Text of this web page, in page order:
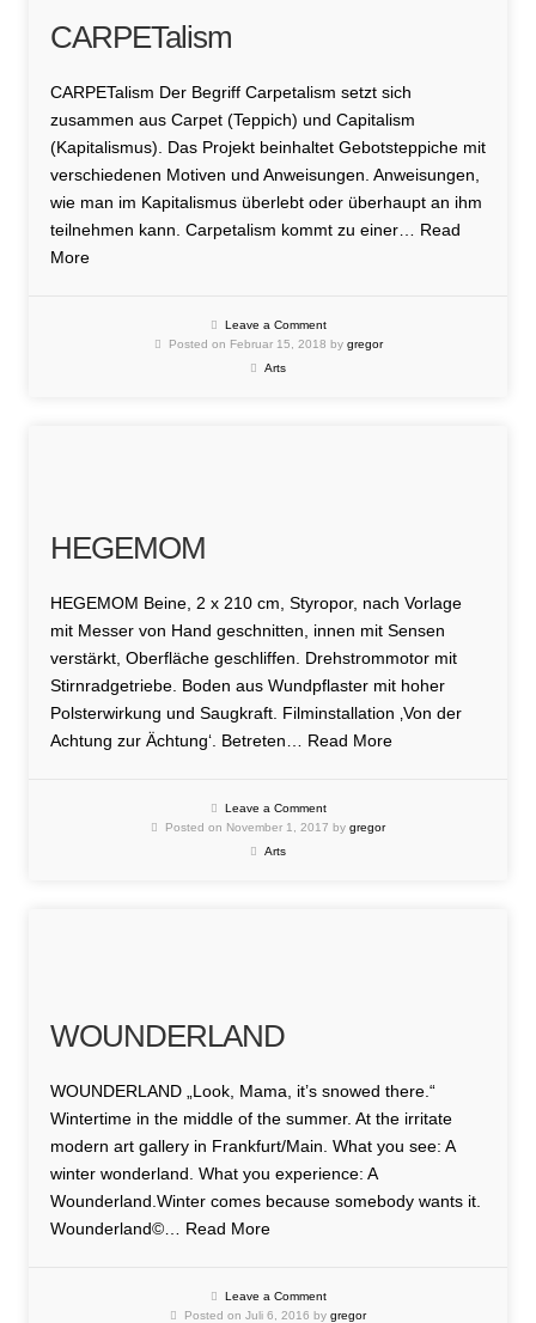
CARPETalism
CARPETalism Der Begriff Carpetalism setzt sich
zusammen aus Carpet (Teppich) und Capitalism
(Kapitalismus). Das Projekt beinhaltet Gebotsteppiche mit
verschiedenen Motiven und Anweisungen. Anweisungen,
wie man im Kapitalismus überlebt oder überhaupt an ihm
teilnehmen kann. Carpetalism kommt zu einer… Read
More
Leave a Comment
Posted on Februar 15, 2018 by gregor
Arts
HEGEMOM
HEGEMOM Beine, 2 x 210 cm, Styropor, nach Vorlage
mit Messer von Hand geschnitten, innen mit Sensen
verstärkt, Oberfläche geschliffen. Drehstrommotor mit
Stirnradgetriebe. Boden aus Wundpflaster mit hoher
Polsterwirkung und Saugkraft. Filminstallation ‚Von der
Achtung zur Ächtung‘. Betreten… Read More
Leave a Comment
Posted on November 1, 2017 by gregor
Arts
WOUNDERLAND
WOUNDERLAND „Look, Mama, it’s snowed there.“
Wintertime in the middle of the summer. At the irritate
modern art gallery in Frankfurt/Main. What you see: A
winter wonderland. What you experience: A
Wounderland.Winter comes because somebody wants it.
Wounderland©… Read More
Leave a Comment
Posted on Juli 6, 2016 by gregor